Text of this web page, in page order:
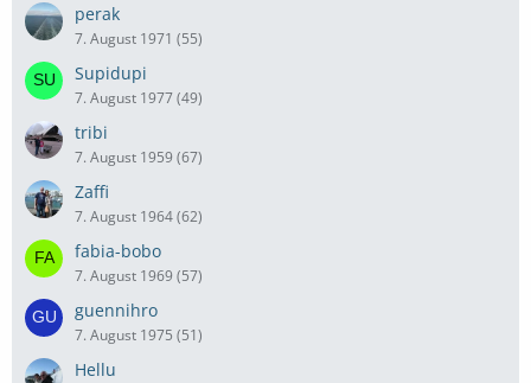
perak
7. August 1971 (55)
Supidupi
7. August 1977 (49)
tribi
7. August 1959 (67)
Zaffi
7. August 1964 (62)
fabia-bobo
7. August 1969 (57)
guennihro
7. August 1975 (51)
Hellu